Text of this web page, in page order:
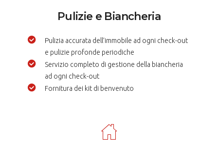
Pulizie e Biancheria
Pulizia accurata dell’immobile ad ogni check-out
e pulizie profonde periodiche
Servizio completo di gestione della biancheria
ad ogni check-out
Fornitura dei kit di benvenuto